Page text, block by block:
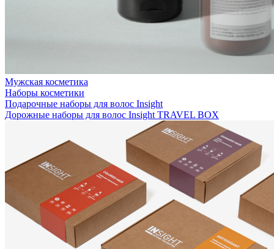
Мужская косметика
Наборы косметики
Подарочные наборы для волос Insight
Дорожные наборы для волос Insight TRAVEL BOX